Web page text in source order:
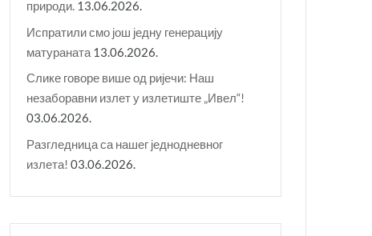
природи. 13.06.2026.
Испратили смо још једну генерацију
матураната 13.06.2026.
Слике говоре више од ријечи: Наш
незаборавни излет у излетиште „Ивел“!
03.06.2026.
Разгледница са нашег једнодневног
излета! 03.06.2026.